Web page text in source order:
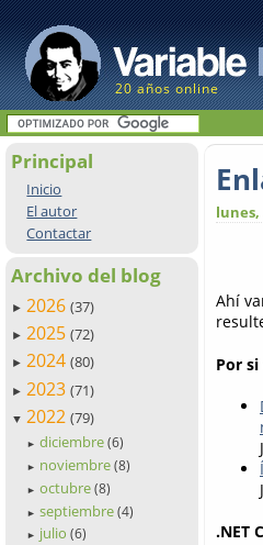
20 años online
Principal
Inicio
El autor
Contactar
Archivo del blog
► 2026 (37)
► 2025 (72)
► 2024 (80)
► 2023 (71)
▼ 2022 (79)
► diciembre (6)
► noviembre (8)
► octubre (8)
► septiembre (4)
► julio (6)
lunes,
Ahí
Por
.NET